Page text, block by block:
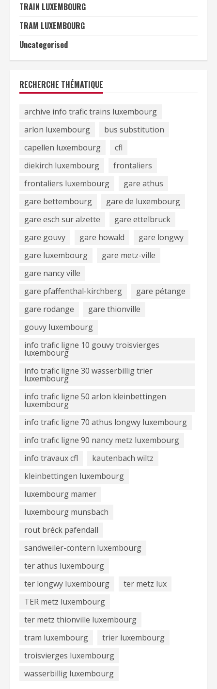
TRAIN LUXEMBOURG
TRAM LUXEMBOURG
Uncategorised
RECHERCHE THÉMATIQUE
archive info trafic trains luxembourg
arlon luxembourg
bus substitution
capellen luxembourg
cfl
diekirch luxembourg
frontaliers
frontaliers luxembourg
gare athus
gare bettembourg
gare de luxembourg
gare esch sur alzette
gare ettelbruck
gare gouvy
gare howald
gare longwy
gare luxembourg
gare metz-ville
gare nancy ville
gare pfaffenthal-kirchberg
gare pétange
gare rodange
gare thionville
gouvy luxembourg
info trafic ligne 10 gouvy troisvierges
luxembourg
info trafic ligne 30 wasserbillig trier
luxembourg
info trafic ligne 50 arlon kleinbettingen
luxembourg
info trafic ligne 70 athus longwy luxembourg
info trafic ligne 90 nancy metz luxembourg
info travaux cfl
kautenbach wiltz
kleinbettingen luxembourg
luxembourg mamer
luxembourg munsbach
rout bréck pafendall
sandweiler-contern luxembourg
ter athus luxembourg
ter longwy luxembourg
ter metz lux
TER metz luxembourg
ter metz thionville luxembourg
tram luxembourg
trier luxembourg
troisvierges luxembourg
wasserbillig luxembourg